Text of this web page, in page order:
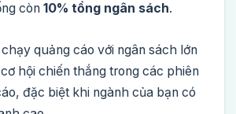
còn 10% tổng ngân sách.
quảng cáo với ngân sách lớn
hội chiến thắng trong các phiên
đặc biệt khi ngành của bạn có